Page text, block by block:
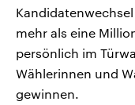
mehr als eine
persönlich im
Wählerinnen und
gewinnen.